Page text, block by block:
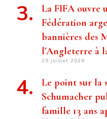
La FIFA ouvre
Fédération
bannières des
l’Angleterre à
29 juillet 2026
Le point sur la
Schumacher
famille 13 ans